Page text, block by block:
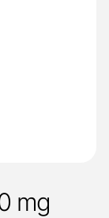
mg